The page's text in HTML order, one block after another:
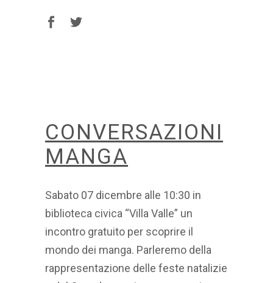
CONVERSAZIONI
MANGA
Sabato 07 dicembre alle 10:30 in
biblioteca civica “Villa Valle” un
incontro gratuito per scoprire il
mondo dei manga. Parleremo della
rappresentazione delle feste natalizie